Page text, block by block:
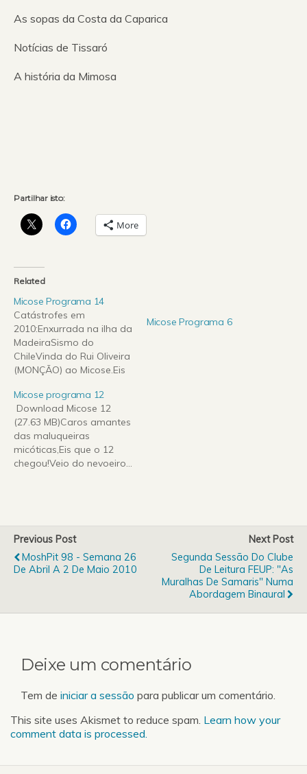
As sopas da Costa da Caparica
Notícias de Tissaró
A história da Mimosa
Partilhar isto:
More
Related
Micose Programa 14
Catástrofes em
2010:Enxurrada na ilha da
MadeiraSismo do
ChileVinda do Rui Oliveira
(MONÇÃO) ao Micose.Eis
Micose Programa 14
(24.09 MB)
Micose Programa 6
Micose programa 12
Download Micose 12
(27.63 MB)Caros amantes
das maluqueiras
micóticas,Eis que o 12
chegou!Veio do nevoeiro...
Previous Post
MoshPit 98 - Semana 26
De Abril A 2 De Maio 2010
Next Post
Segunda Sessão Do Clube
De Leitura FEUP: "As
Muralhas De Samaris" Numa
Abordagem Binaural
Deixe um comentário
Tem de iniciar a sessão para publicar um comentário.
This site uses Akismet to reduce spam. Learn how your
comment data is processed.